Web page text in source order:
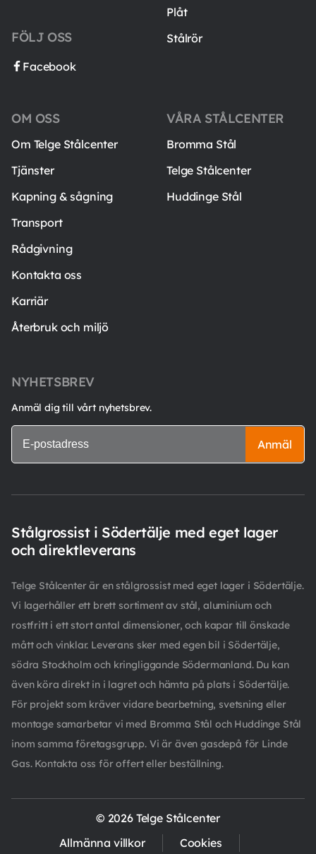
FÖLJ OSS
Facebook
Plåt
Stålrör
VÅRA STÅLCENTER
Bromma Stål
Telge Stålcenter
Huddinge Stål
OM OSS
Om Telge Stålcenter
Tjänster
Kapning & sågning
Transport
Rådgivning
Kontakta oss
Karriär
Återbruk och miljö
NYHETSBREV
Anmäl dig till vårt nyhetsbrev.
Anmäl
Stålgrossist i Södertälje med eget lager
och direktleverans
Telge Stålcenter är en stålgrossist med eget lager i Södertälje.
Vi lagerhåller ett brett sortiment av stål, aluminium och
rostfritt i ett stort antal dimensioner, och kapar till önskade
mått och vinklar. Leverans sker med egen bil i Södertälje,
södra Stockholm och kringliggande Södermanland. Du kan
även köra direkt in i lagret och hämta på plats i Södertälje.
För projekt som kräver vidare bearbetning, svetsning eller
montage samarbetar vi med Bromma Stål och Huddinge Stål
inom samma företagsgrupp. Vi är även gasdepå för Linde
Gas. Kontakta oss för offert eller beställning.
© 2026 Telge Stålcenter
Allmänna villkor
Cookies